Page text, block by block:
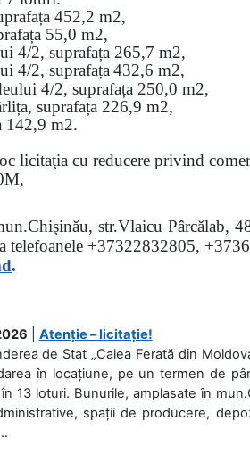
452,2 m2,
55,0 m2,
4/2, suprafața 265,7 m2,
4/2, suprafața432,6 m2,
4/2, suprafața 250,0 m2,
suprafața 226,9 m2,
142,9 m2.
licitaţia cu reducere privind
М,
str.Vlaicu Pârcălab,
telefoanele +37322832805,
.
Atenție – licitație!
de Stat „Calea Ferată din
în locațiune, pe un termen de
13 loturi. Bunurile, amplasate în
spații de producere,